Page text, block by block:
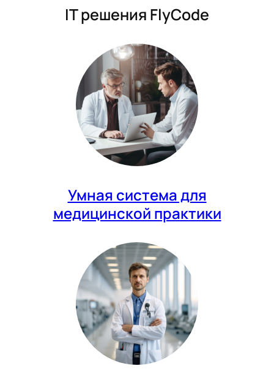
IT решения FlyCode
Умная система для
медицинской практики